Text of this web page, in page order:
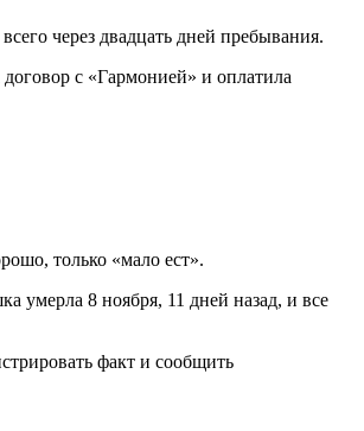
через двадцать дней пребывания.
с «Гармонией» и оплатила
только «мало ест».
умерла 8 ноября, 11 дней назад, и все
факт и сообщить